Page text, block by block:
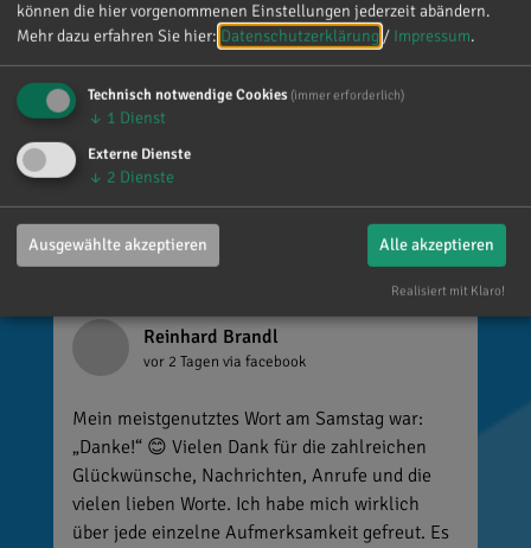
Dr. Reinhard Brandl
Reinhard Brandl
vor 2 Tagen via facebook
Mein meistgenutztes Wort am Samstag war:
„Danke!“ 😊 Vielen Dank für die zahlreichen
Glückwünsche, Nachrichten, Anrufe und die
vielen lieben Worte. Ich habe mich wirklich
über jede einzelne Aufmerksamkeit gefreut. Es
können die hier vorgenommenen Einstellungen jederzeit abändern.
Mehr dazu erfahren Sie hier: Datenschutzerklärung / Impressum.
Technisch notwendige Cookies (immer erforderlich)
↓ 1 Dienst
Externe Dienste
↓ 2 Dienste
Ausgewählte akzeptieren Alle akzeptieren
Realisiert mit Klaro!